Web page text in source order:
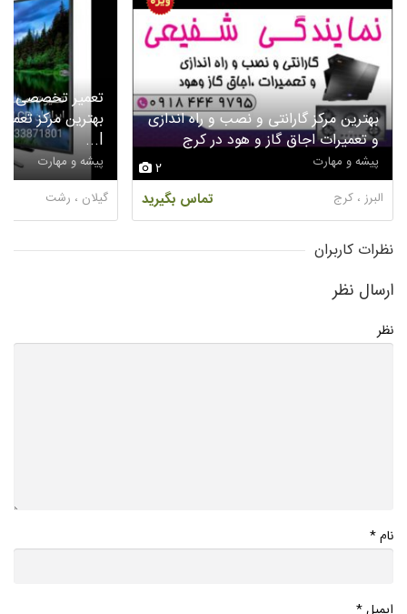
2
بهترین مرکز گارانتی و نصب و راه اندازی
و تعمیرات اجاق گاز و هود در کرج
پیشه و مهارت
تماس بگیرید البرز ، کرج
تعمیر تخصصی
l...
پیشه و مهارت
گیلان ، رشت
نظرات کاربران
ارسال نظر
نظر
نام*